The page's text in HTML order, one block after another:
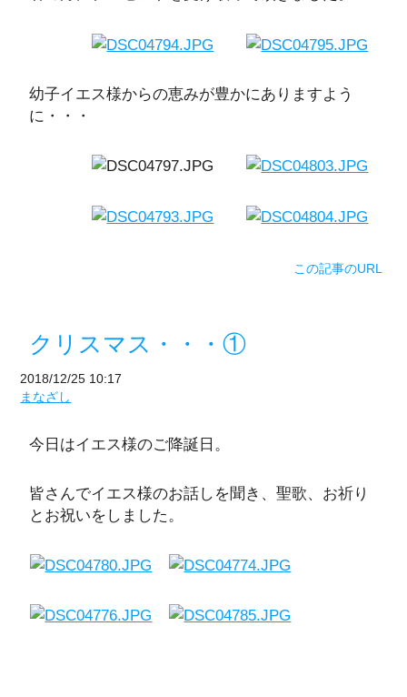
幼子イエス様からの恵みが豊かにありますよう
に・・・
この記事のURL
クリスマス・・・①
2018/12/25 10:17
まなざし
今日はイエス様のご降誕日。
皆さんでイエス様のお話しを聞き、聖歌、お祈り
とお祝いをしました。